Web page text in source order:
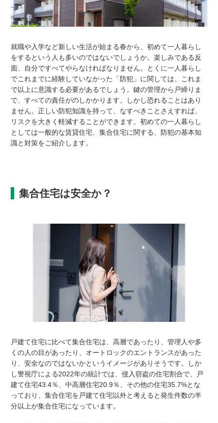
就職や入学など新しい生活が始まる春から、初めて一人暮らし
をするという人も多いのではないでしょうか。楽しみである反
面、自分ですべてやらなければなりません。とくに一人暮らし
でこれまでに経験していなかった「防犯」に関しては、これま
で以上に意識する必要があるでしょう。鍵の管理から戸締りま
で、すべての責任がのしかかります。しかし恐れることはあり
ません。正しい防犯知識を持って、なすべきことさえすれば、
リスクを大きく軽減することができます。初めての一人暮らし
としては一般的な賃貸住宅、集合住宅に関する、防犯の基本知
識と対策をご紹介します。
集合住宅は安全か？
戸建て住宅に比べて集合住宅は、高層であったり、管理人や多
くの人の目があったり、オートロックのエントランスがあった
り、安全なのではないかというイメージがありそうです。しか
し警視庁による2022年の統計では、侵入窃盗の住宅割合で、戸
建て住宅43.4％、中高層住宅20.9％、その他の住宅35.7%とな
っており、集合住宅を戸建て住宅以外と考えると発生件数の半
分以上が集合住宅になっています。